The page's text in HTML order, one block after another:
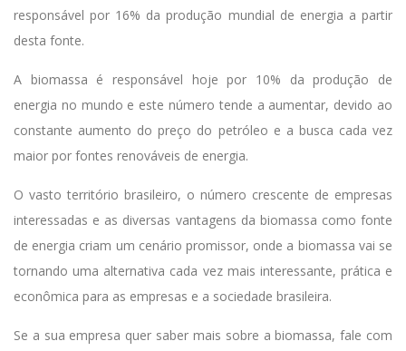
responsável por 16% da produção mundial de energia a partir
desta fonte.
A biomassa é responsável hoje por 10% da produção de
energia no mundo e este número tende a aumentar, devido ao
constante aumento do preço do petróleo e a busca cada vez
maior por fontes renováveis de energia.
O vasto território brasileiro, o número crescente de empresas
interessadas e as diversas vantagens da biomassa como fonte
de energia criam um cenário promissor, onde a biomassa vai se
tornando uma alternativa cada vez mais interessante, prática e
econômica para as empresas e a sociedade brasileira.
Se a sua empresa quer saber mais sobre a biomassa, fale com